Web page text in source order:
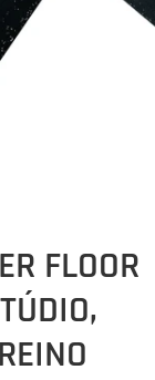
Abrir
FLOOR